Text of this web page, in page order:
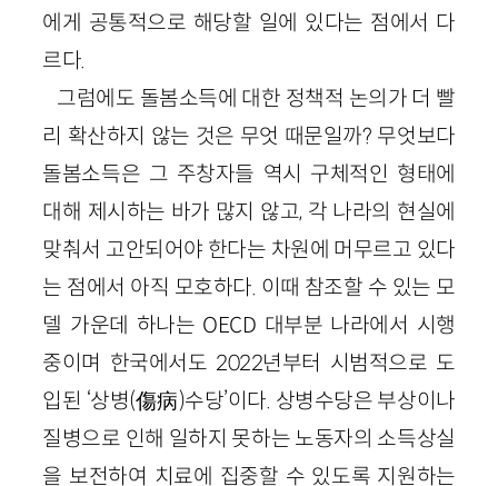
에게 공통적으로 해당할 일에 있다는 점에서 다
르다.
그럼에도 돌봄소득에 대한 정책적 논의가 더 빨
리 확산하지 않는 것은 무엇 때문일까? 무엇보다
돌봄소득은 그 주창자들 역시 구체적인 형태에
대해 제시하는 바가 많지 않고, 각 나라의 현실에
맞춰서 고안되어야 한다는 차원에 머무르고 있다
는 점에서 아직 모호하다. 이때 참조할 수 있는 모
델 가운데 하나는 OECD 대부분 나라에서 시행
중이며 한국에서도 2022년부터 시범적으로 도
입된 ‘상병(傷病)수당’이다. 상병수당은 부상이나
질병으로 인해 일하지 못하는 노동자의 소득상실
을 보전하여 치료에 집중할 수 있도록 지원하는